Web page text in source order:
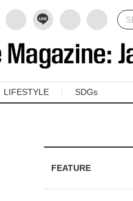
LIFESTYLE SDGs
FEATURE